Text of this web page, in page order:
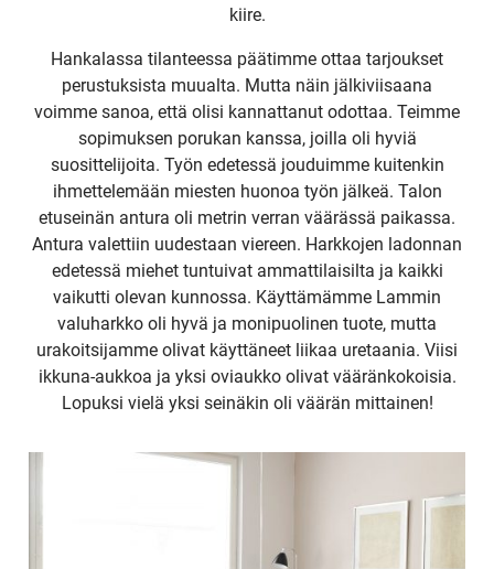
kiire.
Hankalassa tilanteessa päätimme ottaa tarjoukset
perustuksista muualta. Mutta näin jälkiviisaana
voimme sanoa, että olisi kannattanut odottaa. Teimme
sopimuksen porukan kanssa, joilla oli hyviä
suosittelijoita. Työn edetessä jouduimme kuitenkin
ihmettelemään miesten huonoa työn jälkeä. Talon
etuseinän antura oli metrin verran väärässä paikassa.
Antura valettiin uudestaan viereen. Harkkojen ladonnan
edetessä miehet tuntuivat ammattilaisilta ja kaikki
vaikutti olevan kunnossa. Käyttämämme Lammin
valuharkko oli hyvä ja monipuolinen tuote, mutta
urakoitsijamme olivat käyttäneet liikaa uretaania. Viisi
ikkuna-aukkoa ja yksi oviaukko olivat vääränkokoisia.
Lopuksi vielä yksi seinäkin oli väärän mittainen!